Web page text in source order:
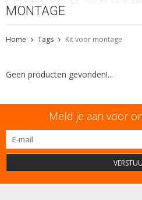
MONTAGE
Home Tags Kit voor montage
Geen producten gevonden!...
Meld je aan voor